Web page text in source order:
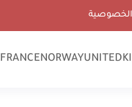
NORWAY
FRANCE